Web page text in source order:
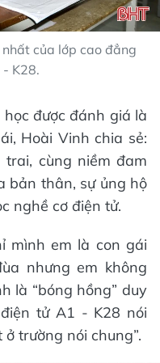
của lớp cao đẳng
- K28.
được đánh giá là
Hoài Vinh chia sẻ:
trai, cùng niềm đam
bản thân, sự ủng hộ
nghề cơ điện tử.
mình em là con gái
nhưng em không
là “bóng hồng” duy
tử A1 - K28 nói
trường nói chung”.